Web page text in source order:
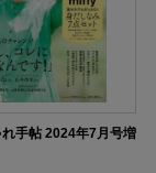
手帖 2024年7月号増